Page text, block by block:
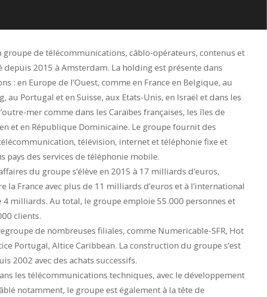
groupe de télécommunications, câblo-opérateurs, contenus et
depuis 2015 à Amsterdam. La holding est présente dans
: en Europe de l’Ouest, comme en France en Belgique, au
au Portugal et en Suisse, aux Etats-Unis, en Israël et dans les
mer comme dans les Caraïbes françaises, les îles de
et en République Dominicaine. Le groupe fournit des
télévision, internet et téléphonie fixe et
pays des services de téléphonie mobile.
du groupe s’élève en 2015 à 17 milliards d’euros,
la France avec plus de 11 milliards d’euros et à l’international
4 milliards. Au total, le groupe emploie 55.000 personnes et
clients.
de nombreuses filiales, comme Numericable-SFR, Hot
Portugal, Altice Caribbean. La construction du groupe s’est
2002 avec des achats successifs.
les télécommunications techniques, avec le développement
notamment, le groupe est également à la tête de